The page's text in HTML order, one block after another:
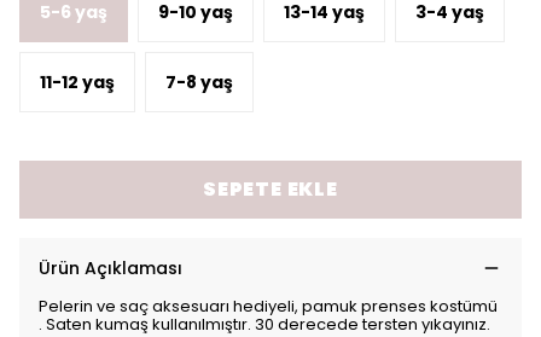
5-6 yaş 9-10 yaş 13-14 yaş 3-4 yaş
11-12 yaş 7-8 yaş
SEPETE EKLE
Ürün Açıklaması
Pelerin ve saç aksesuarı hediyeli, pamuk prenses kostümü
. Saten kumaş kullanılmıştır. 30 derecede tersten yıkayınız.